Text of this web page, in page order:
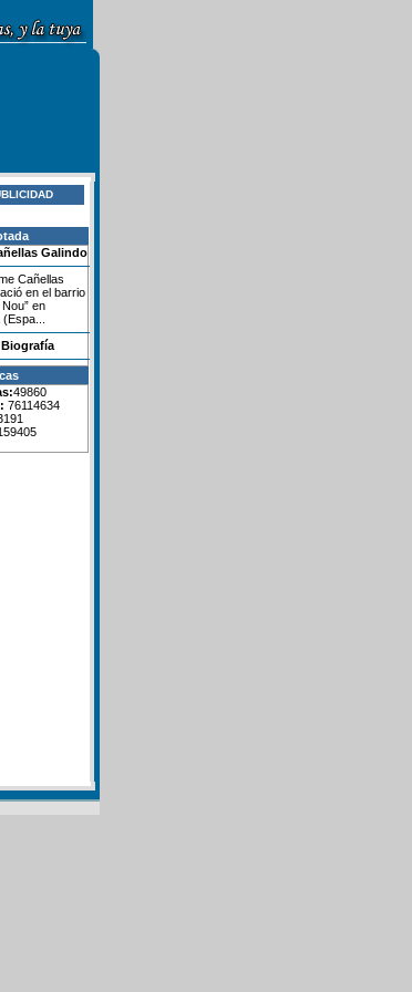
Galindo
Cañellas
en el barrio
en
Biografía
49860
76114634